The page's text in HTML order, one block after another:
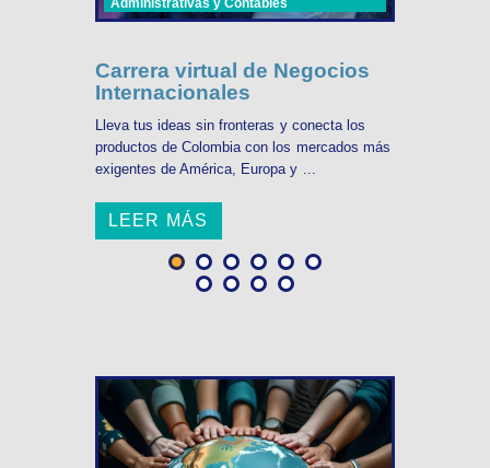
Administrativas y Contables
Carrera virtual de Negocios
Internacionales
Lleva tus ideas sin fronteras y conecta los
productos de Colombia con los mercados más
exigentes de América, Europa y ...
LEER MÁS